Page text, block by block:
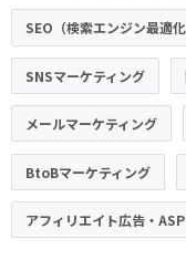
SEO（検索エンジン最適化
SNSマーケティング
メールマーケティング
BtoBマーケティング
アフィリエイト広告・ASP